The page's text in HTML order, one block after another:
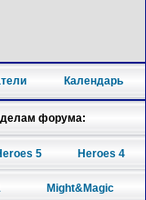
Календарь
форума:
5 Heroes 4
Might&Magic